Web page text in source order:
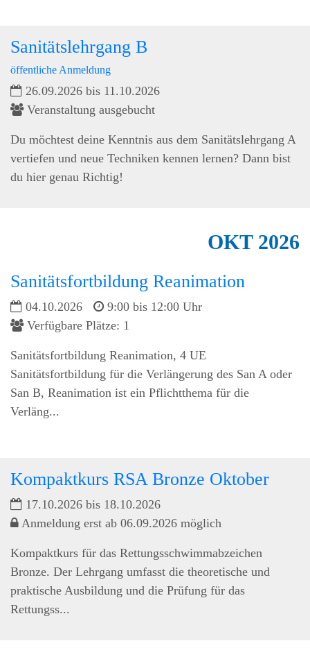
Sanitätslehrgang B
öffentliche Anmeldung
26.09.2026 bis 11.10.2026
Veranstaltung ausgebucht
Du möchtest deine Kenntnis aus dem Sanitätslehrgang A
vertiefen und neue Techniken kennen lernen? Dann bist
du hier genau Richtig!
OKT2026
Sanitätsfortbildung Reanimation
04.10.2026
9:00 bis 12:00 Uhr
Verfügbare Plätze: 1
Sanitätsfortbildung Reanimation, 4 UE
Sanitätsfortbildung für die Verlängerung des San A oder
San B, Reanimation ist ein Pflichtthema für die
Verläng...
Kompaktkurs RSA Bronze Oktober
17.10.2026 bis 18.10.2026
Anmeldung erst ab 06.09.2026 möglich
Kompaktkurs für das Rettungsschwimmabzeichen
Bronze. Der Lehrgang umfasst die theoretische und
praktische Ausbildung und die Prüfung für das
Rettungss...